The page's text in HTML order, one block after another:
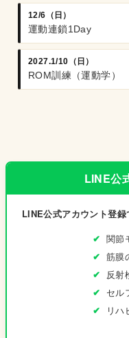
12/6（日）
運動連鎖1Day
2027.1/10（日）
ROM訓練（運動学）
LINE公
LINE公式アカウント登録
関節
筋膜
反射
セル
リハ